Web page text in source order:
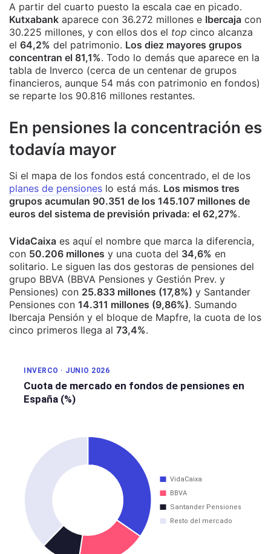
A partir del cuarto puesto la escala cae en picado.
Kutxabank aparece con 36.272 millones e Ibercaja con
30.225 millones, y con ellos dos el top cinco alcanza
el 64,2% del patrimonio. Los diez mayores grupos
concentran el 81,1%. Todo lo demás que aparece en la
tabla de Inverco (cerca de un centenar de grupos
financieros, aunque 54 más con patrimonio en fondos)
se reparte los 90.816 millones restantes.
En pensiones la concentración es
todavía mayor
Si el mapa de los fondos está concentrado, el de los
planes de pensiones lo está más. Los mismos tres
grupos acumulan 90.351 de los 145.107 millones de
euros del sistema de previsión privada: el 62,27%.
VidaCaixa es aquí el nombre que marca la diferencia,
con 50.206 millones y una cuota del 34,6% en
solitario. Le siguen las dos gestoras de pensiones del
grupo BBVA (BBVA Pensiones y Gestión Prev. y
Pensiones) con 25.833 millones (17,8%) y Santander
Pensiones con 14.311 millones (9,86%). Sumando
Ibercaja Pensión y el bloque de Mapfre, la cuota de los
cinco primeros llega al 73,4%.
INVERCO · JUNIO 2026
Cuota de mercado en fondos de pensiones en
España (%)